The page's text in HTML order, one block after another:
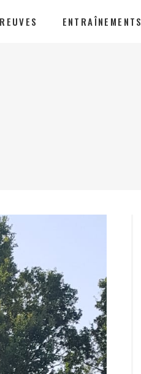
ENTRAÎNEMENTS